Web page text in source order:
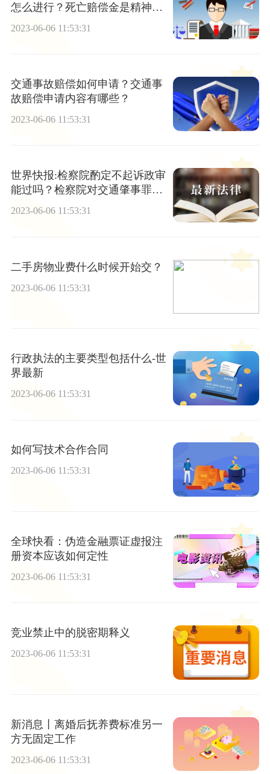
怎么进行？死亡赔偿金是精神损
2023-06-06 11:53:31
交通事故赔偿如何申请？交通事
故赔偿申请内容有哪些？
2023-06-06 11:53:31
世界快报:检察院酌定不起诉政审
能过吗？检察院对交通肇事罪不
起诉有哪些规定？
2023-06-06 11:53:31
二手房物业费什么时候开始交？
2023-06-06 11:53:31
行政执法的主要类型包括什么-世
界最新
2023-06-06 11:53:31
如何写技术合作合同
2023-06-06 11:53:31
全球快看：伪造金融票证虚报注
册资本应该如何定性
2023-06-06 11:53:31
竞业禁止中的脱密期释义
2023-06-06 11:53:31
新消息丨离婚后抚养费标准另一
方无固定工作
2023-06-06 11:53:31